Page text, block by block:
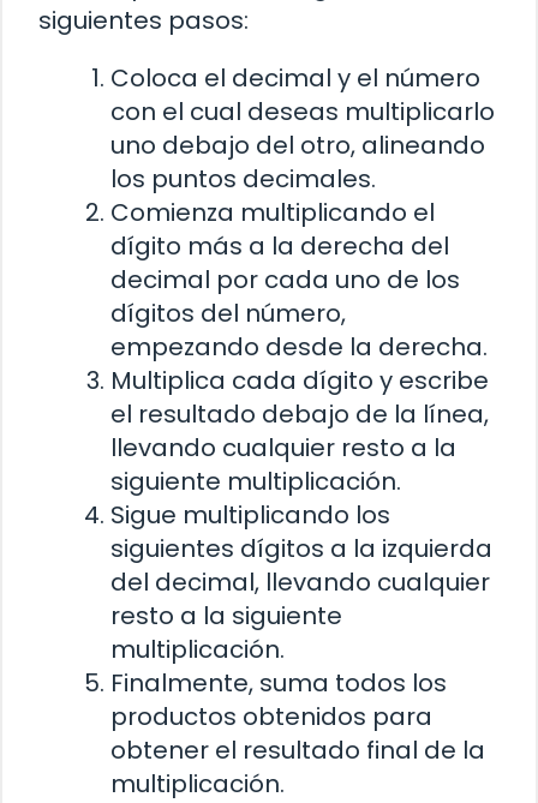
siguientes pasos:
Coloca el decimal y el número
con el cual deseas multiplicarlo
uno debajo del otro, alineando
los puntos decimales.
Comienza multiplicando el
dígito más a la derecha del
decimal por cada uno de los
dígitos del número,
empezando desde la derecha.
Multiplica cada dígito y escribe
el resultado debajo de la línea,
llevando cualquier resto a la
siguiente multiplicación.
Sigue multiplicando los
siguientes dígitos a la izquierda
del decimal, llevando cualquier
resto a la siguiente
multiplicación.
Finalmente, suma todos los
productos obtenidos para
obtener el resultado final de la
multiplicación.